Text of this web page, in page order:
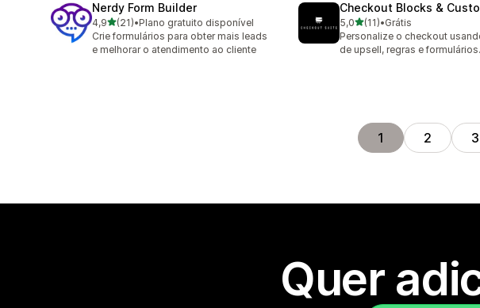
Nerdy Form Builder
4,9de 5 estrelas
(21)
21 avaliações ao todo
•Plano gratuito disponível
Crie formulários para obter mais leads
e melhorar o atendimento ao cliente
Checkout Blocks &
5,0de 5 estrelas
(11)
11 avaliações ao todo
•Grátis
Personalize o checkout
de upsell, regras e formulários.
1 2 3
Quer